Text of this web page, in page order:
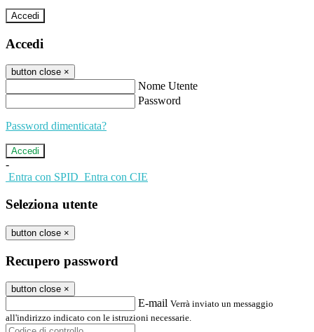
Accedi
Accedi
button close ×
Nome Utente
Password
Password dimenticata?
-
Entra con SPID Entra con CIE
Seleziona utente
button close ×
Recupero password
button close ×
E-mail Verrà inviato un messaggio
all'indirizzo indicato con le istruzioni necessarie.